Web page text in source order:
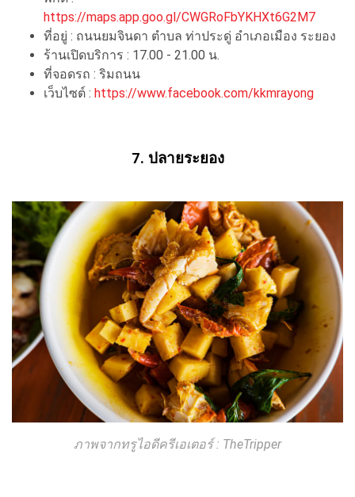
https://maps.app.goo.gl/CWGRoFbYKHXt6G2M7
ที่อยู่ : ถนนยมจินดา ตำบล ท่าประดู่ อำเภอเมือง ระยอง
ร้านเปิดบริการ : 17.00 - 21.00 น.
ที่จอดรถ : ริมถนน
เว็บไซต์ : https://www.facebook.com/kkmrayong
7. ปลายระยอง
ภาพจากทรูไอดีครีเอเตอร์ : TheTripper